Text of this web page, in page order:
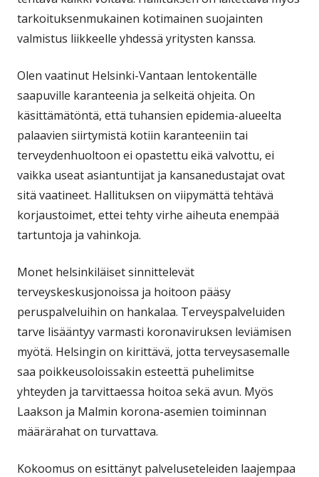
tarkoituksenmukainen kotimainen suojainten
valmistus liikkeelle yhdessä yritysten kanssa.
Olen vaatinut Helsinki-Vantaan lentokentälle
saapuville karanteenia ja selkeitä ohjeita. On
käsittämätöntä, että tuhansien epidemia-alueelta
palaavien siirtymistä kotiin karanteeniin tai
terveydenhuoltoon ei opastettu eikä valvottu, ei
vaikka useat asiantuntijat ja kansanedustajat ovat
sitä vaatineet. Hallituksen on viipymättä tehtävä
korjaustoimet, ettei tehty virhe aiheuta enempää
tartuntoja ja vahinkoja.
Monet helsinkiläiset sinnittelevät
terveyskeskusjonoissa ja hoitoon pääsy
peruspalveluihin on hankalaa. Terveyspalveluiden
tarve lisääntyy varmasti koronaviruksen leviämisen
myötä. Helsingin on kirittävä, jotta terveysasemalle
saa poikkeusoloissakin esteettä puhelimitse
yhteyden ja tarvittaessa hoitoa sekä avun. Myös
Laakson ja Malmin korona-asemien toiminnan
määrärahat on turvattava.
Kokoomus on esittänyt palveluseteleiden laajempaa